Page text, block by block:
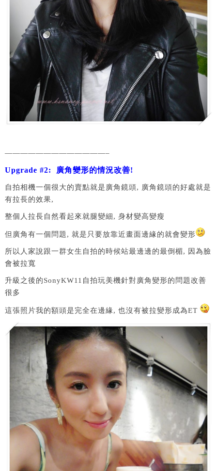
—————————————–
Upgrade #2: 廣角變形的情況改善!
自拍相機一個很大的賣點就是廣角鏡頭, 廣角鏡頭的好處就是
有拉長的效果,
整個人拉長自然看起來就腿變細, 身材變高變瘦
但廣角有一個問題, 就是只要放靠近畫面邊緣的就會變形
所以人家說跟一群女生自拍的時候站最邊邊的最倒楣, 因為臉
會被拉寬
升級之後的SonyKW11自拍玩美機針對廣角變形的問題改善
很多
這張照片我的額頭是完全在邊緣, 也沒有被拉變形成為ET